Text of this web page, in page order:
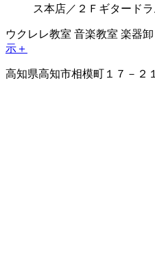
ウクレレ教室 音楽教室 楽器卸
示＋
高知県高知市相模町１７－２１